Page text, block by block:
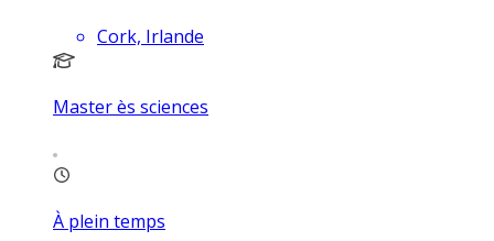
Cork, Irlande
Master ès sciences
À plein temps